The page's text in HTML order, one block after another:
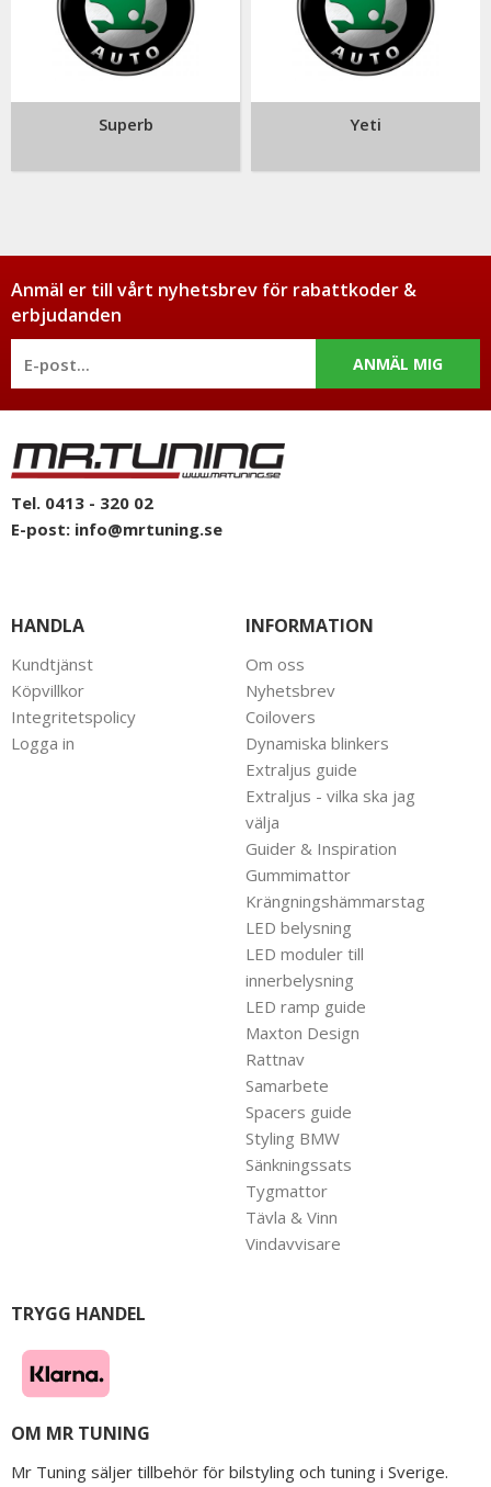
Superb Yeti
Anmäl er till vårt nyhetsbrev för rabattkoder &
erbjudanden
ANMÄL MIG
Tel. 0413 - 320 02
E-post: info@mrtuning.se
HANDLA
Kundtjänst
Köpvillkor
Integritetspolicy
Logga in
INFORMATION
Om oss
Nyhetsbrev
Coilovers
Dynamiska blinkers
Extraljus guide
Extraljus - vilka ska jag
välja
Guider & Inspiration
Gummimattor
Krängningshämmarstag
LED belysning
LED moduler till
innerbelysning
LED ramp guide
Maxton Design
Rattnav
Samarbete
Spacers guide
Styling BMW
Sänkningssats
Tygmattor
Tävla & Vinn
Vindavvisare
TRYGG HANDEL
OM MR TUNING
Mr Tuning säljer tillbehör för bilstyling och tuning i Sverige.